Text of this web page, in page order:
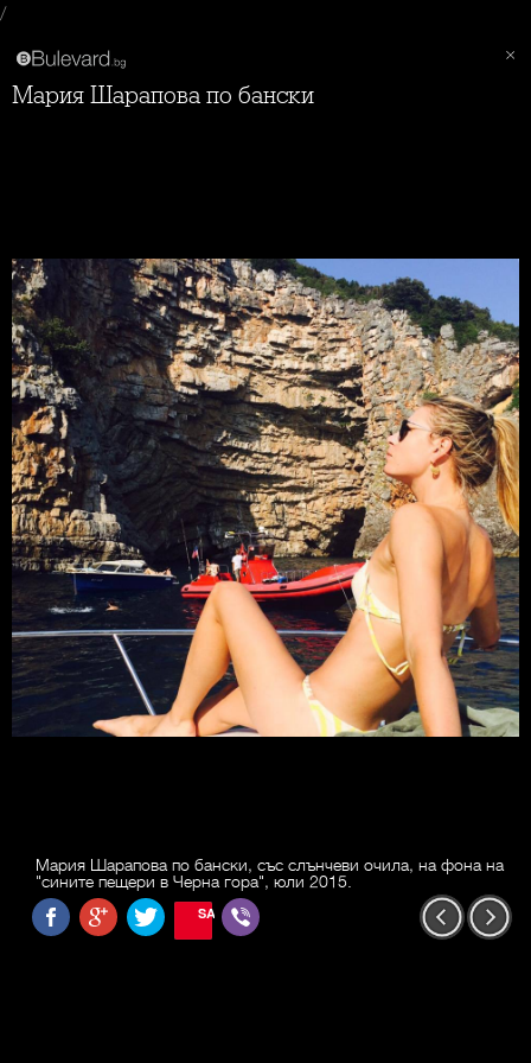
/
Мария Шарапова по бански
Мария Шарапова по бански, със слънчеви очила, на фона на
"сините пещери в Черна гора", юли 2015.
SAVE